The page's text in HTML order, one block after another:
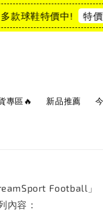
球鞋特價中! 特價
專區🔥 新品推薦
Football」
內容：